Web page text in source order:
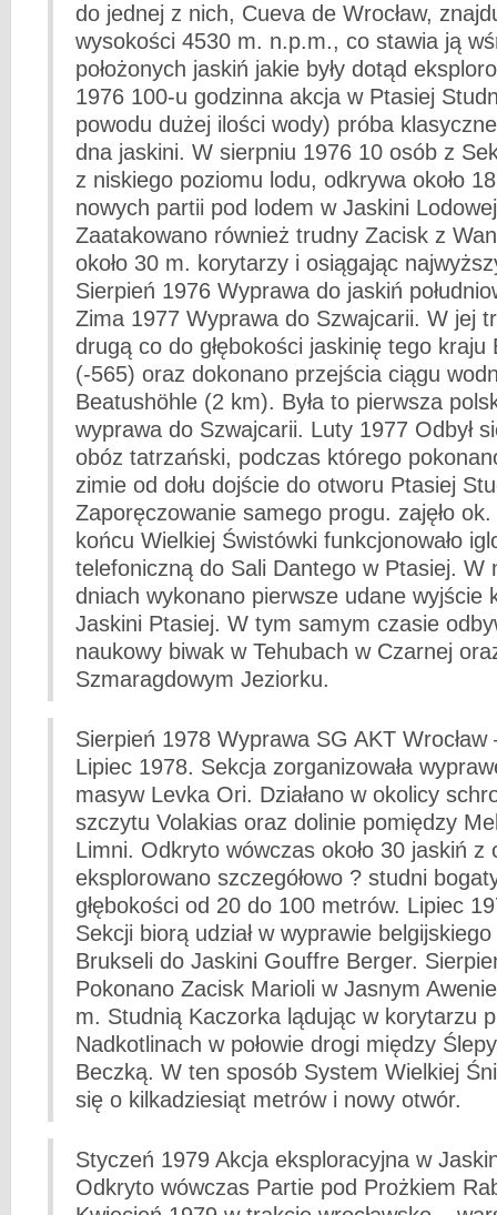
do jednej z nich, Cueva de Wrocław,
wysokości 4530 m. n.p.m., co stawia ją
położonych jaskiń jakie były dotąd
1976 100-u godzinna akcja w Ptasiej
powodu dużej ilości wody) próba
dna jaskini. W sierpniu 1976 10 osób z
z niskiego poziomu lodu, odkrywa około
nowych partii pod lodem w Jaskini
Zaatakowano również trudny Zacisk z
około 30 m. korytarzy i osiągając
Sierpień 1976 Wyprawa do jaskiń
Zima 1977 Wyprawa do Szwajcarii. W jej
drugą co do głębokości jaskinię tego kraju
(-565) oraz dokonano przejścia ciągu
Beatushöhle (2 km). Była to pierwsza
wyprawa do Szwajcarii. Luty 1977 Odbył
obóz tatrzański, podczas którego
zimie od dołu dojście do otworu Ptasiej
Zaporęczowanie samego progu. zajęło
końcu Wielkiej Świstówki funkcjonowało
telefoniczną do Sali Dantego w Ptasiej. W
dniach wykonano pierwsze udane wyjście
Jaskini Ptasiej. W tym samym czasie
naukowy biwak w Tehubach w Czarnej
Szmaragdowym Jeziorku.
Sierpień 1978 Wyprawa SG AKT
Lipiec 1978. Sekcja zorganizowała
masyw Levka Ori. Działano w okolicy
szczytu Volakias oraz dolinie pomiędzy
Limni. Odkryto wówczas około 30 jaskiń z
eksplorowano szczegółowo ? studni
głębokości od 20 do 100 metrów. Lipiec
Sekcji biorą udział w wyprawie
Brukseli do Jaskini Gouffre Berger.
Pokonano Zacisk Marioli w Jasnym
m. Studnią Kaczorka lądując w korytarzu
Nadkotlinach w połowie drogi między
Beczką. W ten sposób System Wielkiej
się o kilkadziesiąt metrów i nowy otwór.
Styczeń 1979 Akcja eksploracyjna w
Odkryto wówczas Partie pod Prożkiem